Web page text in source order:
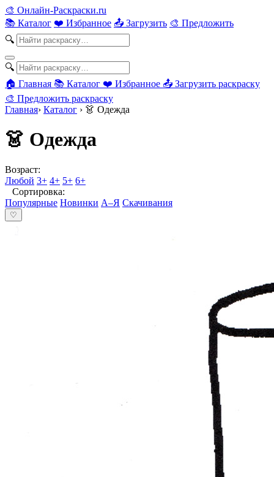
🎨 Онлайн-Раскраски.ru
📚 Каталог ❤️ Избранное 📤 Загрузить 🎨 Предложить
🔍
🔍
🏠 Главная 📚 Каталог ❤️ Избранное 📤 Загрузить раскраску
🎨 Предложить раскраску
Главная› Каталог › 👗 Одежда
👗 Одежда
Возраст:
Любой 3+ 4+ 5+ 6+
Сортировка:
Популярные Новинки А–Я Скачивания
♡